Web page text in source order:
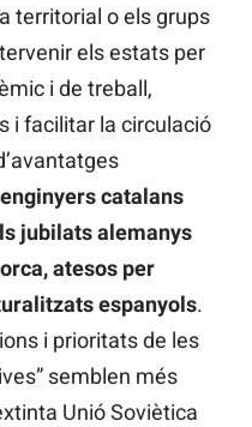
territorial o els grups
els estats per
i de treball,
i facilitar la circulació
catalans
jubilats alemanys
atesos per
espanyols.
i prioritats de les
semblen més
Unió Soviètica